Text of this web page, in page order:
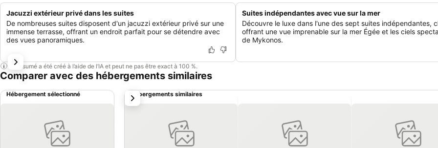
Jacuzzi extérieur privé dans les suites
De nombreuses suites disposent d'un jacuzzi extérieur privé sur une
immense terrasse, offrant un endroit parfait pour se détendre avec
des vues panoramiques.
Suites indépendantes avec vue sur la mer
Découvre le luxe dans l'une des sept suites indépendantes,
offrant une vue imprenable sur la mer Égée et les ciels
de Mykonos.
Ce résumé a été créé à l’aide de l’IA et peut ne pas être exact à 100 %.
Comparer avec des hébergements similaires
Hébergement sélectionné Hébergements similaires
suivant